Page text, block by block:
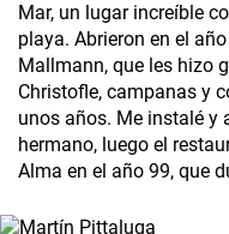
Mar, un lugar increíble
playa. Abrieron en el
Mallmann, que les hizo
Christofle, campanas y
unos años. Me instalé y
hermano, luego el
Alma en el año 99, que